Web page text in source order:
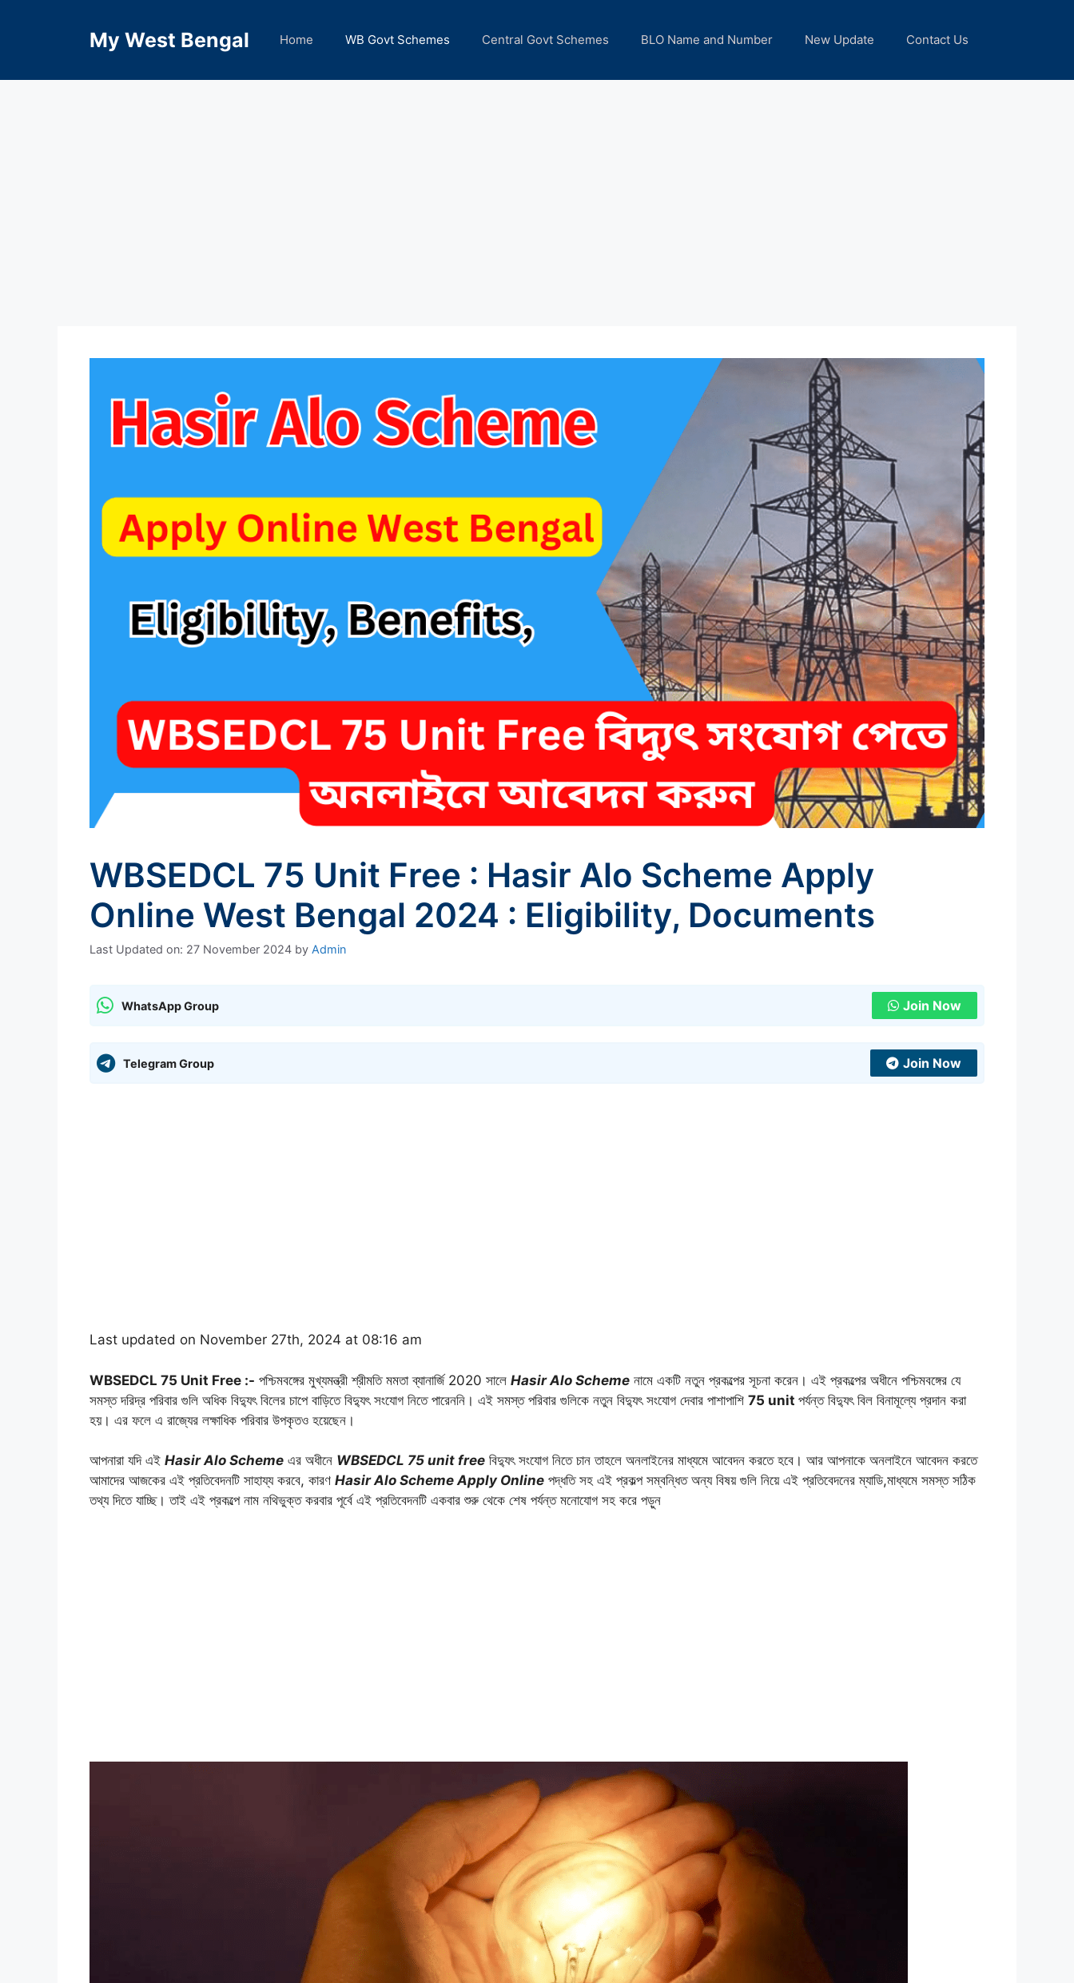
My West Bengal Home WB Govt Schemes Central Govt Schemes BLO Name and Number New Update Contact Us
WBSEDCL 75 Unit Free : Hasir Alo Scheme Apply
Online West Bengal 2024 : Eligibility, Documents
Last Updated on: 27 November 2024 by Admin
WhatsApp Group Join Now
Telegram Group Join Now
Last updated on November 27th, 2024 at 08:16 am
WBSEDCL 75 Unit Free :- পশ্চিমবঙ্গের মুখ্যমন্ত্রী শ্রীমতি মমতা ব্যানার্জি 2020 সালে Hasir Alo Scheme নামে একটি নতুন প্রকল্পের সূচনা করেন। এই প্রকল্পের অধীনে পশ্চিমবঙ্গের যে
সমস্ত দরিদ্র পরিবার গুলি অধিক বিদ্যুৎ বিলের চাপে বাড়িতে বিদ্যুৎ সংযোগ নিতে পারেননি। এই সমস্ত পরিবার গুলিকে নতুন বিদ্যুৎ সংযোগ দেবার পাশাপাশি 75 unit পর্যন্ত বিদ্যুৎ বিল বিনামূল্যে প্রদান করা
হয়। এর ফলে এ রাজ্যের লক্ষাধিক পরিবার উপকৃতও হয়েছেন।
আপনারা যদি এই Hasir Alo Scheme এর অধীনে WBSEDCL 75 unit free বিদ্যুৎ সংযোগ নিতে চান তাহলে অনলাইনের মাধ্যমে আবেদন করতে হবে। আর আপনাকে অনলাইনে আবেদন করতে
আমাদের আজকের এই প্রতিবেদনটি সাহায্য করবে, কারণ Hasir Alo Scheme Apply Online পদ্ধতি সহ এই প্রকল্প সম্বন্ধিত অন্য বিষয় গুলি নিয়ে এই প্রতিবেদনের ম্যাডি,মাধ্যমে সমস্ত সঠিক
তথ্য দিতে যাচ্ছি। তাই এই প্রকল্পে নাম নথিভুক্ত করবার পূর্বে এই প্রতিবেদনটি একবার শুরু থেকে শেষ পর্যন্ত মনোযোগ সহ করে পড়ুন